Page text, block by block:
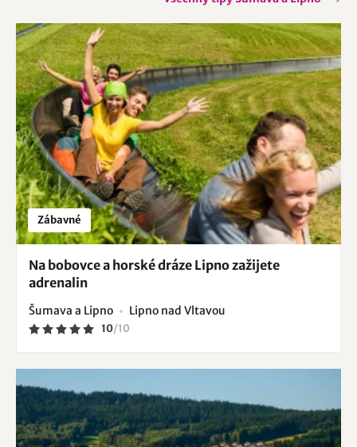
Zábavné
Na bobovce a horské dráze Lipno zažijete
adrenalin
Šumava a Lipno Lipno nad Vltavou
10/10